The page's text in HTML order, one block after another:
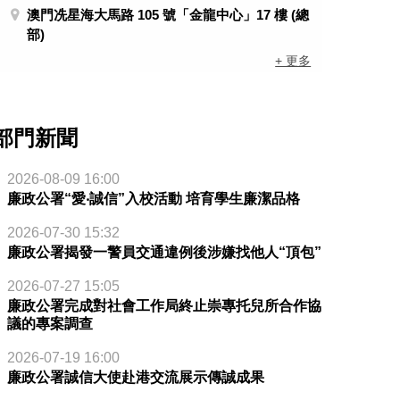
澳門冼星海大馬路 105 號「金龍中心」17 樓 (總
部)
+ 更多
門新聞
2026-08-09 16:00
廉政公署“愛‧誠信”入校活動 培育學生廉潔品格
2026-07-30 15:32
廉政公署揭發一警員交通違例後涉嫌找他人“頂包”
2026-07-27 15:05
廉政公署完成對社會工作局終止崇專托兒所合作協
議的專案調查
2026-07-19 16:00
廉政公署誠信大使赴港交流展示傳誠成果